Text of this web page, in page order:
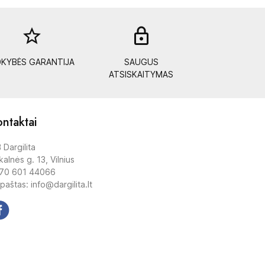
star_border
GARANTIJA
SAUGUS
ATSISKAITYMAS
Dargilita
g. 13, Vilnius
601 44066
info@dargilita.lt